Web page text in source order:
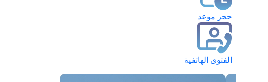
حجز موعد
الفتوى الهاتفية